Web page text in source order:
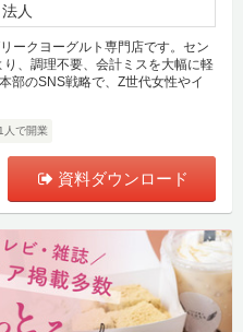
人
ークヨーグルト専門店です。セン
、調理不要、会計ミスを大幅に軽
部のSNS戦略で、Z世代女性やイ
1人で開業
資料ダウンロード